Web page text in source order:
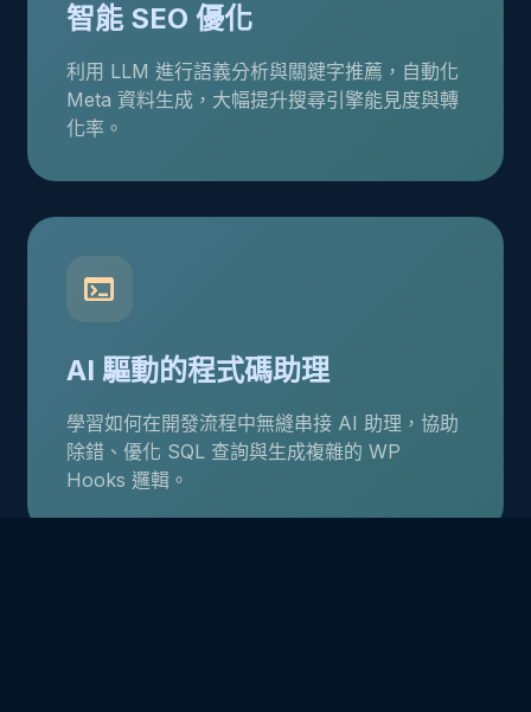
智能 SEO 優化
利用 LLM 進行語義分析與關鍵字推薦，自動化
Meta 資料生成，大幅提升搜尋引擎能見度與轉
化率。
terminal
AI 驅動的程式碼助理
學習如何在開發流程中無縫串接 AI 助理，協助
除錯、優化 SQL 查詢與生成複雜的 WP
Hooks 邏輯。